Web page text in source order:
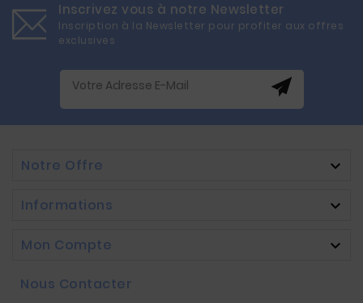
Inscrivez vous à notre Newsletter
Inscription à la Newsletter pour profiter aux offres
exclusives
Notre Offre 
Informations 
Mon Compte 
Nous Contacter